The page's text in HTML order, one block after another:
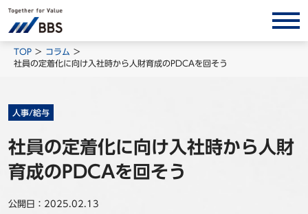
サービス/ソリューション
インサイト
コラム
TOP
コラム
社員の定着化に向け入社時から人財育成のPDCAを回そう
人事/給与
社員の定着化に向け入社時から人財
育成のPDCAを回そう
公開日：2025.02.13